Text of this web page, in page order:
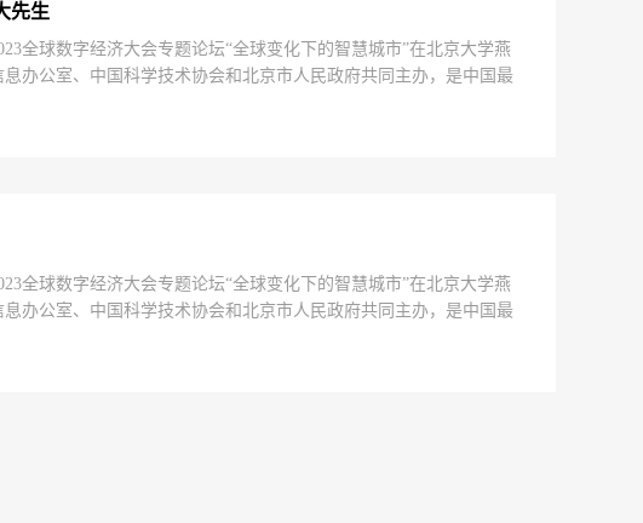
先生
全球数字经济大会专题论坛“全球变化下的智慧城市”在北京大学燕
办公室、中国科学技术协会和北京市人民政府共同主办，是中国最
全球数字经济大会专题论坛“全球变化下的智慧城市”在北京大学燕
办公室、中国科学技术协会和北京市人民政府共同主办，是中国最